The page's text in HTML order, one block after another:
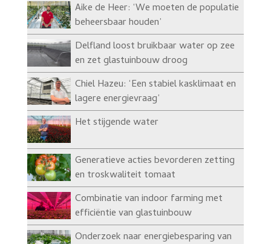
Aike de Heer: ‘We moeten de populatie
beheersbaar houden’
Delfland loost bruikbaar water op zee
en zet glastuinbouw droog
Chiel Hazeu: ‘Een stabiel kasklimaat en
lagere energievraag’
Het stijgende water
Generatieve acties bevorderen zetting
en troskwaliteit tomaat
Combinatie van indoor farming met
efficiëntie van glastuinbouw
Onderzoek naar energiebesparing van